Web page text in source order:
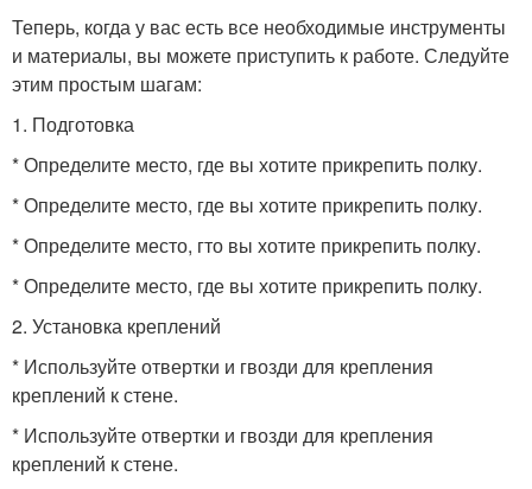
Теперь, когда у вас есть все необходимые инструменты
и материалы, вы можете приступить к работе. Следуйте
этим простым шагам:
1. Подготовка
* Определите место, где вы хотите прикрепить полку.
* Определите место, где вы хотите прикрепить полку.
* Определите место, гто вы хотите прикрепить полку.
* Определите место, где вы хотите прикрепить полку.
2. Установка креплений
* Используйте отвертки и гвозди для крепления
креплений к стене.
* Используйте отвертки и гвозди для крепления
креплений к стене.